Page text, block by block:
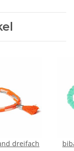
dreifach